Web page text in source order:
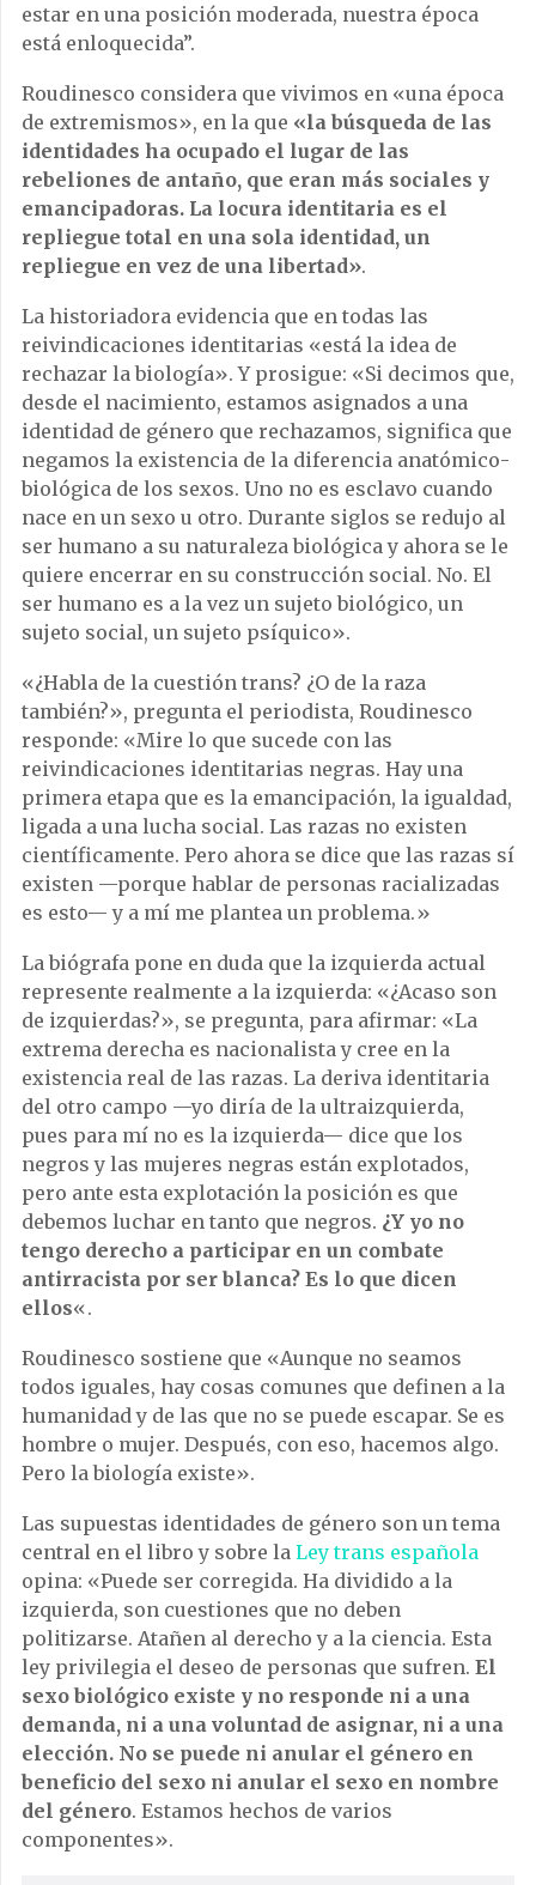
estar en una posición moderada, nuestra época
está enloquecida”.
Roudinesco considera que vivimos en «una época
de extremismos», en la que «la búsqueda de las
identidades ha ocupado el lugar de las
rebeliones de antaño, que eran más sociales y
emancipadoras. La locura identitaria es el
repliegue total en una sola identidad, un
repliegue en vez de una libertad».
La historiadora evidencia que en todas las
reivindicaciones identitarias «está la idea de
rechazar la biología». Y prosigue: «Si decimos que,
desde el nacimiento, estamos asignados a una
identidad de género que rechazamos, significa que
negamos la existencia de la diferencia anatómico-
biológica de los sexos. Uno no es esclavo cuando
nace en un sexo u otro. Durante siglos se redujo al
ser humano a su naturaleza biológica y ahora se le
quiere encerrar en su construcción social. No. El
ser humano es a la vez un sujeto biológico, un
sujeto social, un sujeto psíquico».
«¿Habla de la cuestión trans? ¿O de la raza
también?», pregunta el periodista, Roudinesco
responde: «Mire lo que sucede con las
reivindicaciones identitarias negras. Hay una
primera etapa que es la emancipación, la igualdad,
ligada a una lucha social. Las razas no existen
científicamente. Pero ahora se dice que las razas sí
existen —porque hablar de personas racializadas
es esto— y a mí me plantea un problema.»
La biógrafa pone en duda que la izquierda actual
represente realmente a la izquierda: «¿Acaso son
de izquierdas?», se pregunta, para afirmar: «La
extrema derecha es nacionalista y cree en la
existencia real de las razas. La deriva identitaria
del otro campo —yo diría de la ultraizquierda,
pues para mí no es la izquierda— dice que los
negros y las mujeres negras están explotados,
pero ante esta explotación la posición es que
debemos luchar en tanto que negros. ¿Y yo no
tengo derecho a participar en un combate
antirracista por ser blanca? Es lo que dicen
ellos«.
Roudinesco sostiene que «Aunque no seamos
todos iguales, hay cosas comunes que definen a la
humanidad y de las que no se puede escapar. Se es
hombre o mujer. Después, con eso, hacemos algo.
Pero la biología existe».
Las supuestas identidades de género son un tema
central en el libro y sobre la Ley trans española
opina: «Puede ser corregida. Ha dividido a la
izquierda, son cuestiones que no deben
politizarse. Atañen al derecho y a la ciencia. Esta
ley privilegia el deseo de personas que sufren. El
sexo biológico existe y no responde ni a una
demanda, ni a una voluntad de asignar, ni a una
elección. No se puede ni anular el género en
beneficio del sexo ni anular el sexo en nombre
del género. Estamos hechos de varios
componentes».